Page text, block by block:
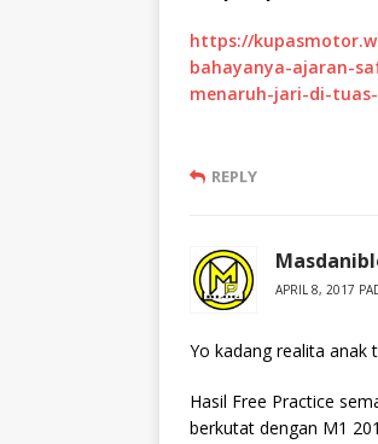
https://
bahayanya-ajaran-
menaruh-jari-di-
REPLY
APRIL 8, 2017
Yo kadang realita anak
Hasil Free Practice
berkutat dengan M1